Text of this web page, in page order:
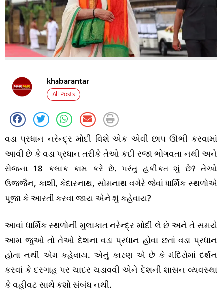
khabarantar
All Posts
વડા પ્રધાન નરેન્દ્ર મોદી વિશે એક એવી છાપ ઊભી કરવામાં
આવી છે કે વડા પ્રધાન તરીકે તેઓ કદી રજા ભોગવતા નથી અને
રોજના 18 કલાક કામ કરે છે. પરંતુ હકીકત શું છે? તેઓ
ઉજ્જૈન, કાશી, કેદારનાથ, સોમનાથ વગેરે જેવાં ધાર્મિક સ્થળોએ
પૂજા કે આરતી કરવા જાય એને શું કહેવાય?
આવાં ધાર્મિક સ્થળોની મુલાકાત નરેન્દ્ર મોદી લે છે અને તે સમયે
આમ જુઓ તો તેઓ દેશના વડા પ્રધાન હોવા છતાં વડા પ્રધાન
હોતા નથી એમ કહેવાય. એનું કારણ એ છે કે મંદિરોમાં દર્શન
કરવાં કે દરગાહ પર ચાદર ચડાવવી એને દેશની શાસન વ્યવસ્થા
કે વહીવટ સાથે કશો સંબંધ નથી.